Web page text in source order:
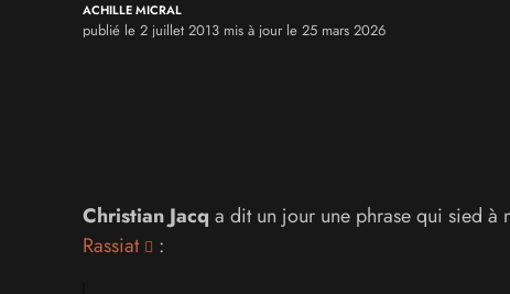
ACHILLE MICRAL
publié le 2 juillet 2013 mis à jour le 25 mars 2026
Christian Jacq a dit un jour une phrase qui sied à
Rassiat
: